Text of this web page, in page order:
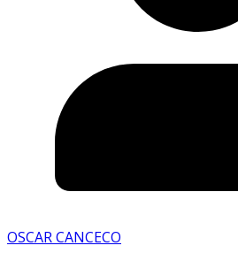
OSCAR CANCECO